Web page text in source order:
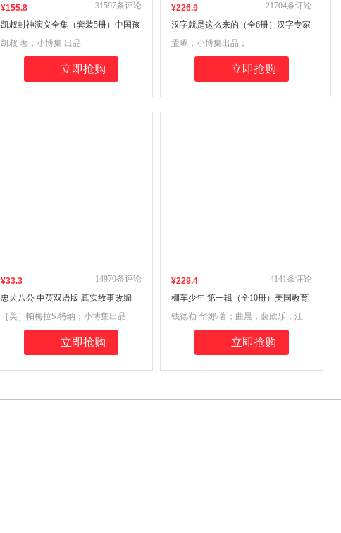
¥155.8
凯叔封神演义全集（套装5册）中国孩
子自己的英雄神话史诗
31597条评论
凯叔 著；小博集 出品
立即抢购
¥226.9
汉字就是这么来的（全6册）汉字专家
给孩子的靠谱趣味汉字书
21704条评论
孟琢；小博集出品；
立即抢购
¥33.3
忠犬八公 中英双语版 真实故事改编
一只秋田犬的守望 美国金风筝奖
14970条评论
［美］帕梅拉S.特纳；小博集出品
立即抢购
¥229.4
棚车少年 第一辑（全10册）美国教育
协会推荐，入选“教师推荐的100本儿
童读物”，赠中英双语音频
4141条评论
钱德勒·华娜/著；曲晨，裴欣乐，汪
泓，钱慧琳/译；小博集出品
立即抢购